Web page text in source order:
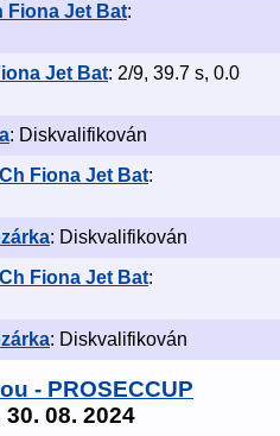
Fiona Jet Bat:
Jet Bat: 2/9, 39.7 s, 0.0
: Diskvalifikován
Fiona Jet Bat:
: Diskvalifikován
Fiona Jet Bat:
: Diskvalifikován
- PROSECCUP
30. 08. 2024